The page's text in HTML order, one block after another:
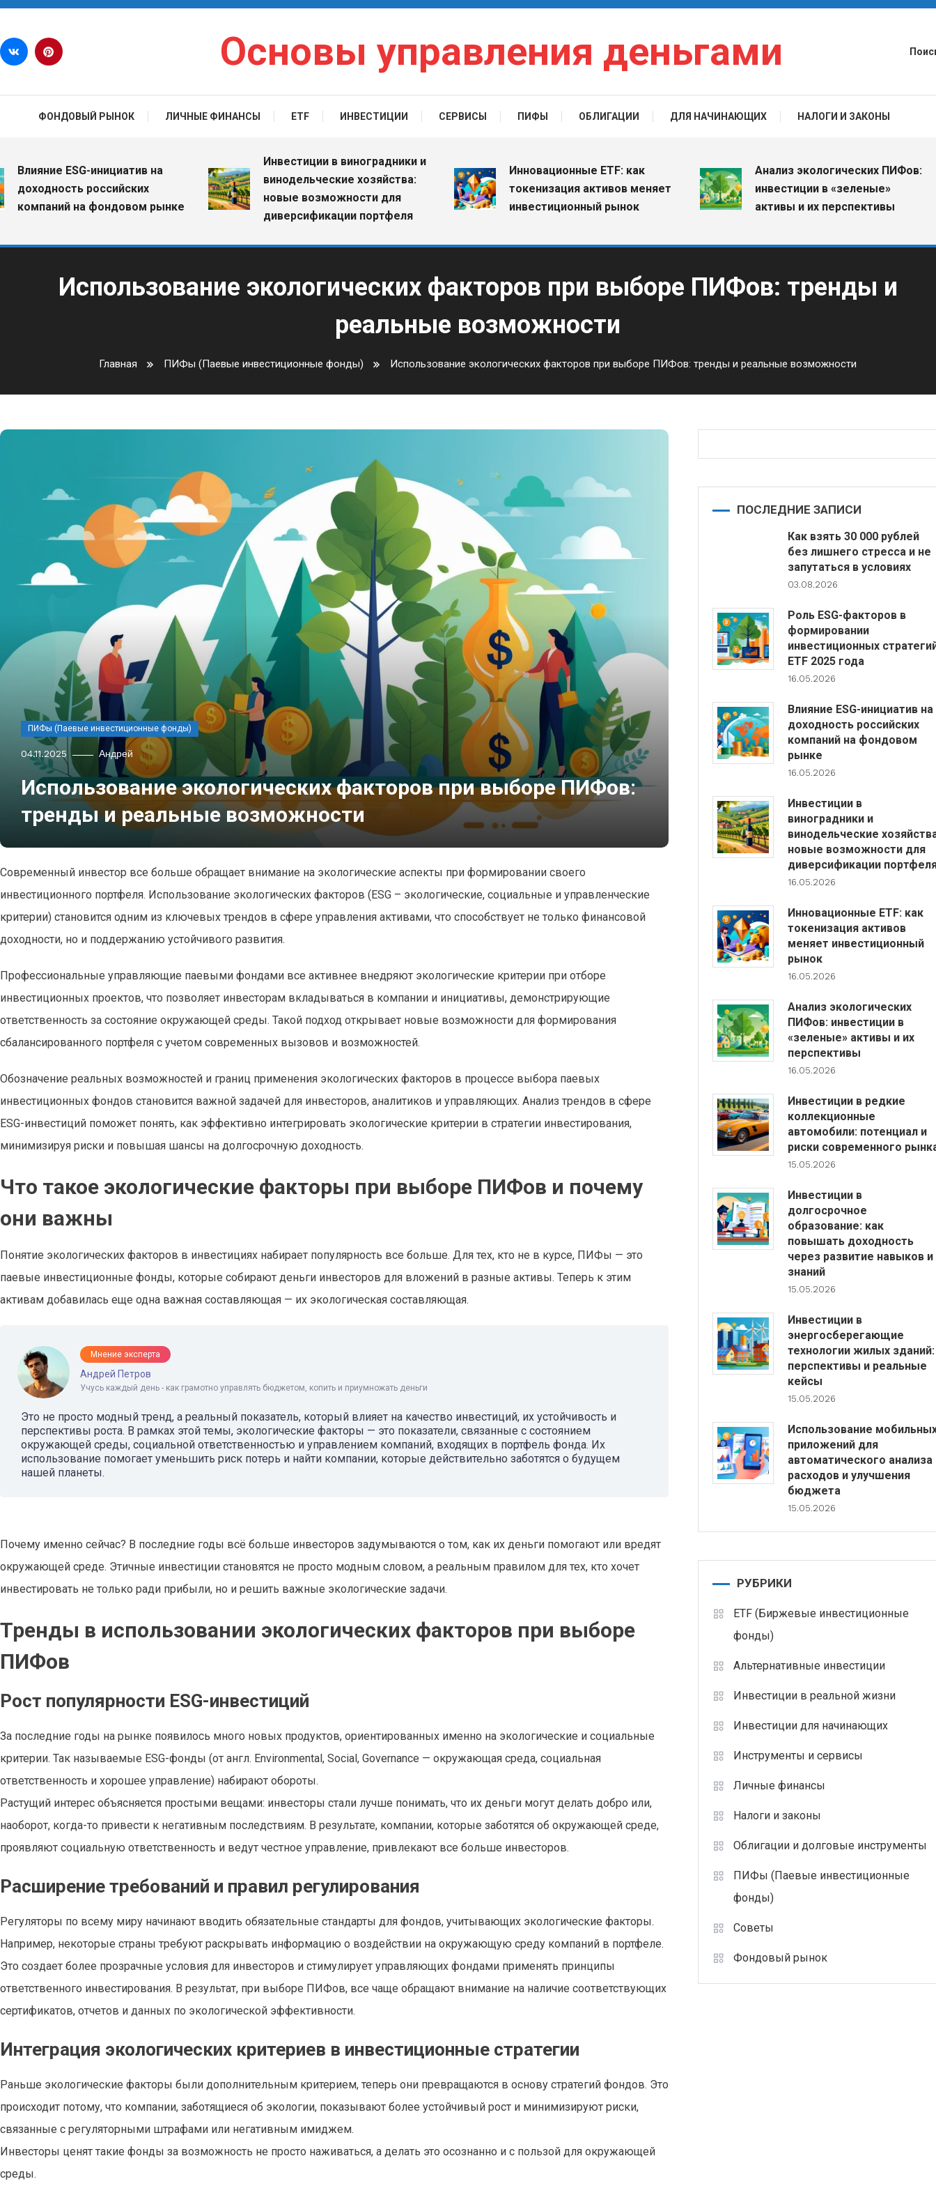
Перейти к содержимому
Основы управления деньгами
ФОНДОВЫЙ РЫНОК ЛИЧНЫЕ ФИНАНСЫ ETF ИНВЕСТИЦИИ СЕРВИСЫ ПИФЫ ОБЛИГАЦИИ ДЛЯ НАЧИНАЮЩИХ НАЛОГИ И ЗАКОНЫ
ESG-инициатив на
российских
на фондовом рынке
Инвестиции в виноградники и
винодельческие хозяйства:
новые возможности для
диверсификации портфеля
Инновационные ETF: как
токенизация активов меняет
инвестиционный рынок
Анализ экологических ПИФов:
инвестиции в «зеленые»
активы и их перспективы
Использование экологических факторов при выборе ПИФов: тренды и
реальные возможности
Главная ПИФы (Паевые инвестиционные фонды) Использование экологических факторов при выборе ПИФов: тренды и реальные возможности
ПИФы (Паевые инвестиционные фонды)
04.11.2025 Андрей
Использование экологических факторов при выборе ПИФов:
тренды и реальные возможности
Современный инвестор все больше обращает внимание на экологические аспекты при формировании своего
инвестиционного портфеля. Использование экологических факторов (ESG – экологические, социальные и управленческие
критерии) становится одним из ключевых трендов в сфере управления активами, что способствует не только финансовой
доходности, но и поддержанию устойчивого развития.
Профессиональные управляющие паевыми фондами все активнее внедряют экологические критерии при отборе
инвестиционных проектов, что позволяет инвесторам вкладываться в компании и инициативы, демонстрирующие
ответственность за состояние окружающей среды. Такой подход открывает новые возможности для формирования
сбалансированного портфеля с учетом современных вызовов и возможностей.
Обозначение реальных возможностей и границ применения экологических факторов в процессе выбора паевых
инвестиционных фондов становится важной задачей для инвесторов, аналитиков и управляющих. Анализ трендов в сфере
ESG-инвестиций поможет понять, как эффективно интегрировать экологические критерии в стратегии инвестирования,
минимизируя риски и повышая шансы на долгосрочную доходность.
Что такое экологические факторы при выборе ПИФов и почему
они важны
Понятие экологических факторов в инвестициях набирает популярность все больше. Для тех, кто не в курсе, ПИФы — это
паевые инвестиционные фонды, которые собирают деньги инвесторов для вложений в разные активы. Теперь к этим
активам добавилась еще одна важная составляющая — их экологическая составляющая.
Мнение эксперта
Андрей Петров
Учусь каждый день - как грамотно управлять бюджетом, копить и приумножать деньги
Это не просто модный тренд, а реальный показатель, который влияет на качество инвестиций, их устойчивость и
перспективы роста. В рамках этой темы, экологические факторы — это показатели, связанные с состоянием
окружающей среды, социальной ответственностью и управлением компаний, входящих в портфель фонда. Их
использование помогает уменьшить риск потерь и найти компании, которые действительно заботятся о будущем
нашей планеты.
Почему именно сейчас? В последние годы всё больше инвесторов задумываются о том, как их деньги помогают или вредят
окружающей среде. Этичные инвестиции становятся не просто модным словом, а реальным правилом для тех, кто хочет
инвестировать не только ради прибыли, но и решить важные экологические задачи.
Тренды в использовании экологических факторов при выборе
ПИФов
Рост популярности ESG-инвестиций
За последние годы на рынке появилось много новых продуктов, ориентированных именно на экологические и социальные
критерии. Так называемые ESG-фонды (от англ. Environmental, Social, Governance — окружающая среда, социальная
ответственность и хорошее управление) набирают обороты.
Растущий интерес объясняется простыми вещами: инвесторы стали лучше понимать, что их деньги могут делать добро или,
наоборот, когда-то привести к негативным последствиям. В результате, компании, которые заботятся об окружающей среде,
проявляют социальную ответственность и ведут честное управление, привлекают все больше инвесторов.
Расширение требований и правил регулирования
Регуляторы по всему миру начинают вводить обязательные стандарты для фондов, учитывающих экологические факторы.
Например, некоторые страны требуют раскрывать информацию о воздействии на окружающую среду компаний в портфеле.
Это создает более прозрачные условия для инвесторов и стимулирует управляющих фондами применять принципы
ответственного инвестирования. В результат, при выборе ПИФов, все чаще обращают внимание на наличие соответствующих
сертификатов, отчетов и данных по экологической эффективности.
Интеграция экологических критериев в инвестиционные стратегии
Раньше экологические факторы были дополнительным критерием, теперь они превращаются в основу стратегий фондов. Это
происходит потому, что компании, заботящиеся об экологии, показывают более устойчивый рост и минимизируют риски,
связанные с регуляторными штрафами или негативным имиджем.
Инвесторы ценят такие фонды за возможность не просто наживаться, а делать это осознанно и с пользой для окружающей
среды.
ПОСЛЕДНИЕ ЗАПИСИ
Как взять 30 000 рублей
без лишнего стресса и не
запутаться в условиях
03.08.2026
Роль ESG-факторов в
формировании
инвестиционных
ETF 2025 года
16.05.2026
Влияние ESG-инициатив на
доходность российских
компаний на фондовом
рынке
16.05.2026
Инвестиции в
виноградники и
винодельческие
новые возможности для
диверсификации
16.05.2026
Инновационные ETF: как
токенизация активов
меняет инвестиционный
рынок
16.05.2026
Анализ экологических
ПИФов: инвестиции в
«зеленые» активы и их
перспективы
16.05.2026
Инвестиции в редкие
коллекционные
автомобили: потенциал и
риски современного
15.05.2026
Инвестиции в
долгосрочное
образование: как
повышать доходность
через развитие навыков и
знаний
15.05.2026
Инвестиции в
энергосберегающие
технологии жилых зданий:
перспективы и реальные
кейсы
15.05.2026
Использование
приложений для
автоматического анализа
расходов и улучшения
бюджета
15.05.2026
РУБРИКИ
ETF (Биржевые инвестиционные
фонды)
Альтернативные инвестиции
Инвестиции в реальной жизни
Инвестиции для начинающих
Инструменты и сервисы
Личные финансы
Налоги и законы
Облигации и долговые инструменты
ПИФы (Паевые инвестиционные
фонды)
Советы
Фондовый рынок